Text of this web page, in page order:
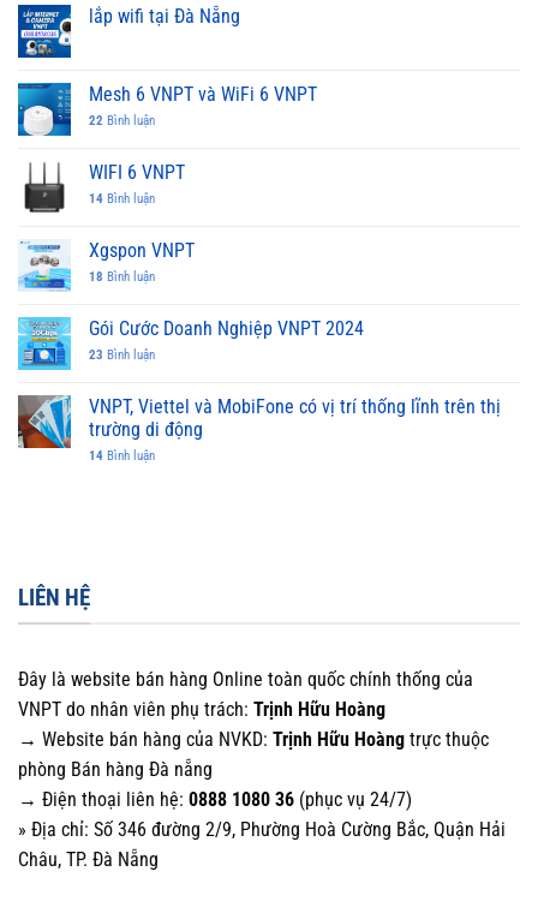
lắp wifi tại Đà Nẵng
Mesh 6 VNPT và WiFi 6 VNPT
22 Bình luận
WIFI 6 VNPT
14 Bình luận
Xgspon VNPT
18 Bình luận
Gói Cước Doanh Nghiệp VNPT 2024
23 Bình luận
VNPT, Viettel và MobiFone có vị trí thống lĩnh trên thị
trường di động
14 Bình luận
LIÊN HỆ
Đây là website bán hàng Online toàn quốc chính thống của
VNPT do nhân viên phụ trách: Trịnh Hữu Hoàng
→ Website bán hàng của NVKD: Trịnh Hữu Hoàng trực thuộc
phòng Bán hàng Đà nẵng
→ Điện thoại liên hệ: 0888 1080 36 (phục vụ 24/7)
» Địa chỉ: Số 346 đường 2/9, Phường Hoà Cường Bắc, Quận Hải
Châu, TP. Đà Nẵng